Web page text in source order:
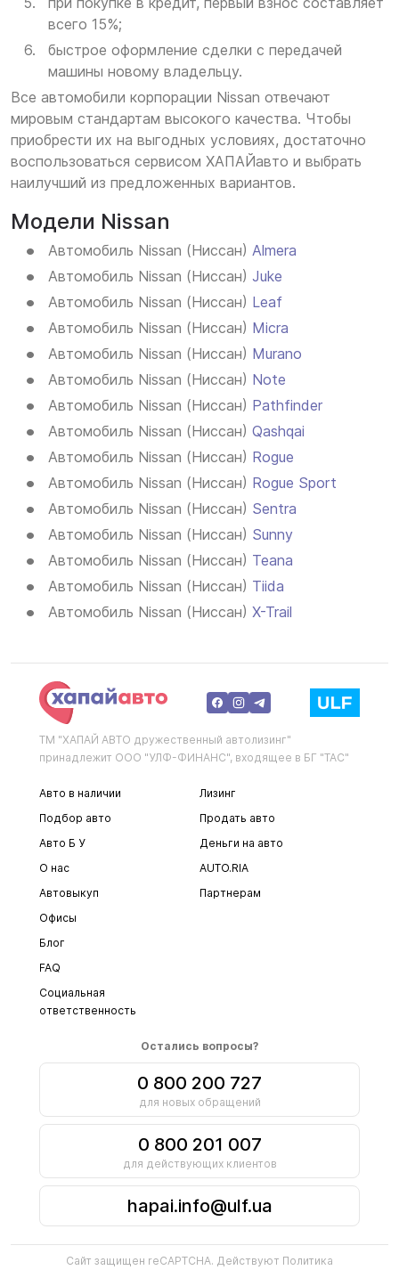
всего 15%;
быстрое оформление сделки с передачей
машины новому владельцу.
Все автомобили корпорации Nissan отвечают
мировым стандартам высокого качества. Чтобы
приобрести их на выгодных условиях, достаточно
воспользоваться сервисом ХАПАЙавто и выбрать
наилучший из предложенных вариантов.
Модели Nissan
Автомобиль Nissan (Ниссан) Almera
Автомобиль Nissan (Ниссан) Juke
Автомобиль Nissan (Ниссан) Leaf
Автомобиль Nissan (Ниссан) Micra
Автомобиль Nissan (Ниссан) Murano
Автомобиль Nissan (Ниссан) Note
Автомобиль Nissan (Ниссан) Pathfinder
Автомобиль Nissan (Ниссан) Qashqai
Автомобиль Nissan (Ниссан) Rogue
Автомобиль Nissan (Ниссан) Rogue Sport
Автомобиль Nissan (Ниссан) Sentra
Автомобиль Nissan (Ниссан) Sunny
Автомобиль Nissan (Ниссан) Teana
Автомобиль Nissan (Ниссан) Tiida
Автомобиль Nissan (Ниссан) X-Trail
ТМ "ХАПАЙ АВТО дружественный автолизинг"
принадлежит ООО "УЛФ-ФИНАНС", входящее в БГ "ТАС"
Авто в наличии
Подбор авто
Авто Б У
О нас
Автовыкуп
Лизинг
Продать авто
Деньги на авто
AUTO.RIA
Партнерам
Офисы
Блог
FAQ
Социальная
ответственность
Остались вопросы?
0 800 200 727
для новых обращений
0 800 201 007
для действующих клиентов
hapai.info@ulf.ua
Сайт защищен reCAPTCHA. Действуют Политика